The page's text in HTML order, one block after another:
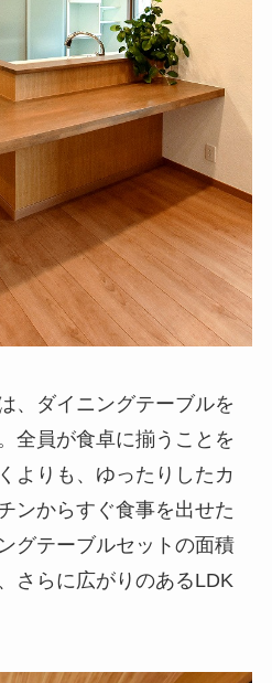
、ダイニングテーブルを
全員が食卓に揃うことを
よりも、ゆったりしたカ
ンからすぐ食事を出せた
グテーブルセットの面積
さらに広がりのあるLDK